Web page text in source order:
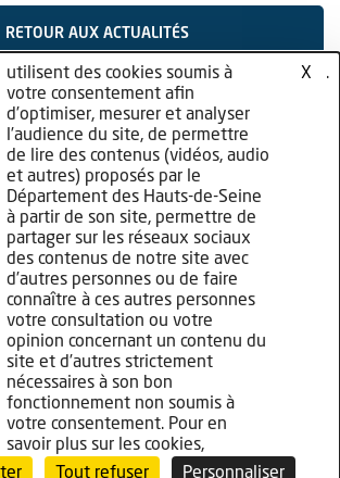
RETOUR AUX ACTUALITÉS
des cookies
conforme
X
utilisent des cookies soumis à
votre consentement afin
d’optimiser, mesurer et analyser
l’audience du site, de permettre
de lire des contenus (vidéos, audio
et autres) proposés par le
Département des Hauts-de-Seine
à partir de son site, permettre de
partager sur les réseaux sociaux
des contenus de notre site avec
d’autres personnes ou de faire
connaître à ces autres personnes
votre consultation ou votre
opinion concernant un contenu du
site et d’autres strictement
nécessaires à son bon
fonctionnement non soumis à
votre consentement. Pour en
savoir plus sur les cookies,
cliquez .
Tout refuser Personnaliser